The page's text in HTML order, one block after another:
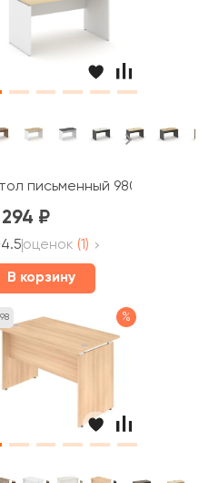
Стайл Систем / Style
письменный
4.5оценок (1)
В корзину
%